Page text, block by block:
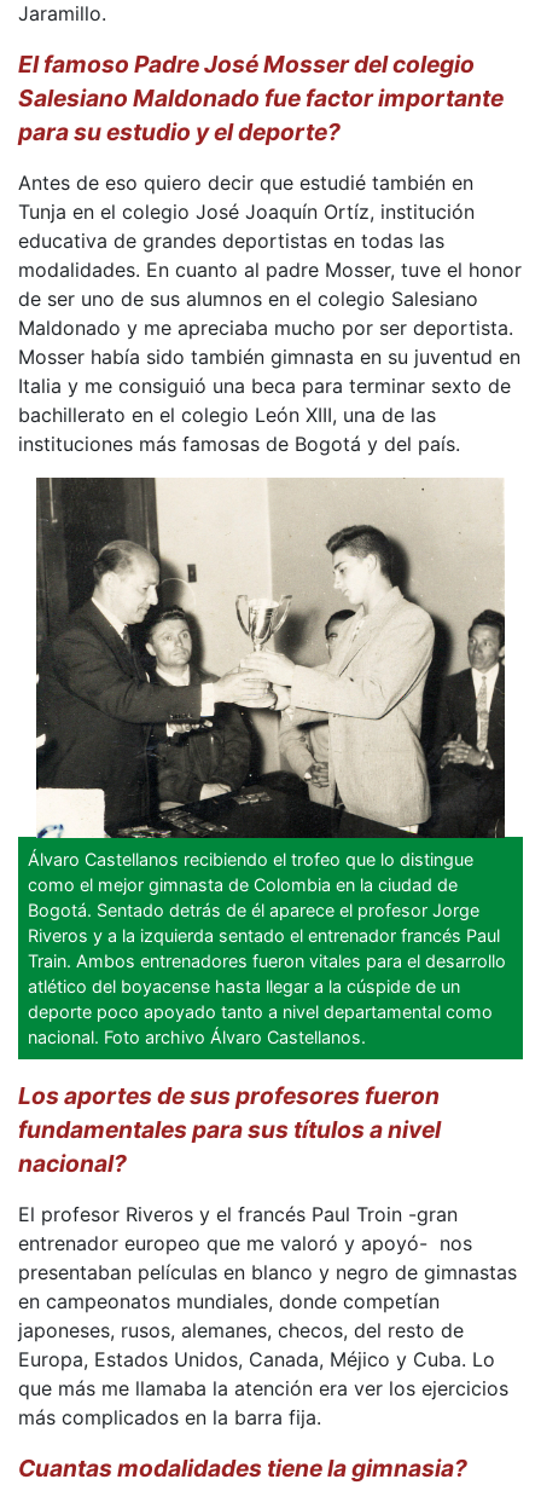
Jaramillo.
El famoso Padre José Mosser del colegio
Salesiano Maldonado fue factor importante
para su estudio y el deporte?
Antes de eso quiero decir que estudié también en
Tunja en el colegio José Joaquín Ortíz, institución
educativa de grandes deportistas en todas las
modalidades. En cuanto al padre Mosser, tuve el honor
de ser uno de sus alumnos en el colegio Salesiano
Maldonado y me apreciaba mucho por ser deportista.
Mosser había sido también gimnasta en su juventud en
Italia y me consiguió una beca para terminar sexto de
bachillerato en el colegio León XIII, una de las
instituciones más famosas de Bogotá y del país.
Álvaro Castellanos recibiendo el trofeo que lo distingue
como el mejor gimnasta de Colombia en la ciudad de
Bogotá. Sentado detrás de él aparece el profesor Jorge
Riveros y a la izquierda sentado el entrenador francés Paul
Train. Ambos entrenadores fueron vitales para el desarrollo
atlético del boyacense hasta llegar a la cúspide de un
deporte poco apoyado tanto a nivel departamental como
nacional. Foto archivo Álvaro Castellanos.
Los aportes de sus profesores fueron
fundamentales para sus títulos a nivel
nacional?
El profesor Riveros y el francés Paul Troin -gran
entrenador europeo que me valoró y apoyó- nos
presentaban películas en blanco y negro de gimnastas
en campeonatos mundiales, donde competían
japoneses, rusos, alemanes, checos, del resto de
Europa, Estados Unidos, Canada, Méjico y Cuba. Lo
que más me llamaba la atención era ver los ejercicios
más complicados en la barra fija.
Cuantas modalidades tiene la gimnasia?